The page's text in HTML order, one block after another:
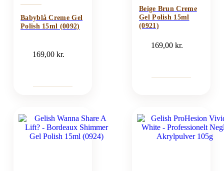
Babyblå Creme Gel
Polish 15ml (0092)
169,00kr.
Beige Brun Creme
Gel Polish 15ml
(0921)
169,00kr.